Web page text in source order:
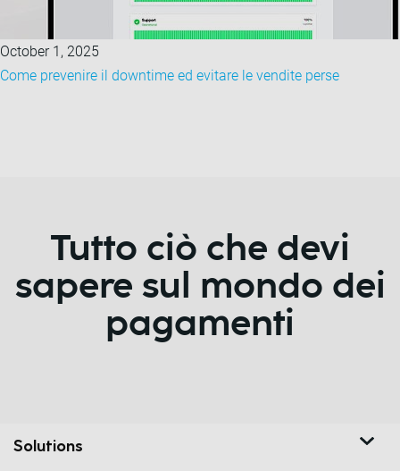
October 1, 2025
Come prevenire il downtime ed evitare le vendite perse
Tutto ciò che devi
sapere sul mondo dei
pagamenti
Solutions